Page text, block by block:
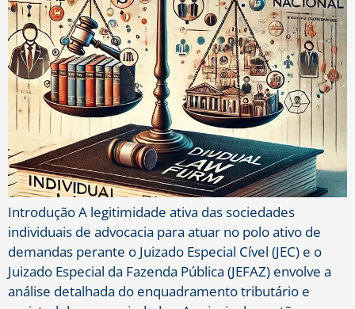
Introdução A legitimidade ativa das sociedades
individuais de advocacia para atuar no polo ativo de
demandas perante o Juizado Especial Cível (JEC) e o
Juizado Especial da Fazenda Pública (JEFAZ) envolve a
análise detalhada do enquadramento tributário e